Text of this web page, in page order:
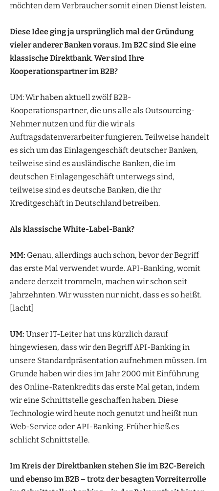
möchten dem Verbraucher somit einen Dienst leisten.
Diese Idee ging ja ursprünglich mal der Gründung
vieler anderer Banken voraus. Im B2C sind Sie eine
klassische Direktbank. Wer sind Ihre
Kooperationspartner im B2B?
UM: Wir haben aktuell zwölf B2B-
Kooperationspartner, die uns alle als Outsourcing-
Nehmer nutzen und für die wir als
Auftragsdatenverarbeiter fungieren. Teilweise handelt
es sich um das Einlagengeschäft deutscher Banken,
teilweise sind es ausländische Banken, die im
deutschen Einlagengeschäft unterwegs sind,
teilweise sind es deutsche Banken, die ihr
Kreditgeschäft in Deutschland betreiben.
Als klassische White-Label-Bank?
MM: Genau, allerdings auch schon, bevor der Begriff
das erste Mal verwendet wurde. API-Banking, womit
andere derzeit trommeln, machen wir schon seit
Jahrzehnten. Wir wussten nur nicht, dass es so heißt.
[lacht]
UM: Unser IT-Leiter hat uns kürzlich darauf
hingewiesen, dass wir den Begriff API-Banking in
unsere Standardpräsentation aufnehmen müssen. Im
Grunde haben wir dies im Jahr 2000 mit Einführung
des Online-Ratenkredits das erste Mal getan, indem
wir eine Schnittstelle geschaffen haben. Diese
Technologie wird heute noch genutzt und heißt nun
Web-Service oder API-Banking. Früher hieß es
schlicht Schnittstelle.
Im Kreis der Direktbanken stehen Sie im B2C-Bereich
und ebenso im B2B – trotz der besagten Vorreiterrolle